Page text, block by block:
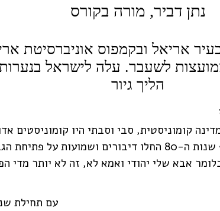
נתן דביר, מורה בקורס
אריאל ובקמפוס אוניברסיטת
המועצות לשעבר. עלה לישראל
הליך גיור
הייתי בתנועת נוער קומוניסטי. בסוף שנות ה-80 החלו דיבורים
אבא שלי יהודי ואמא לא, זה לא יותר מדי